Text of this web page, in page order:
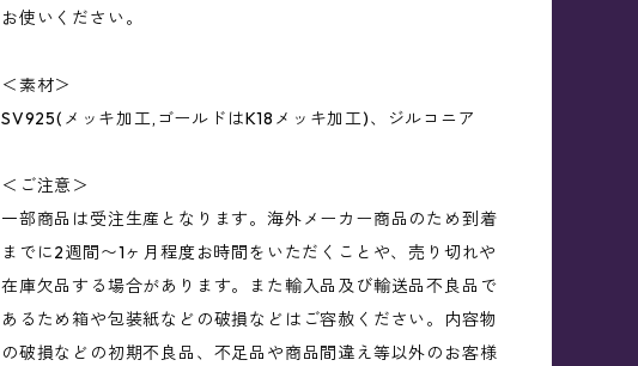
お使いください。
＜素材＞
SV925(メッキ加工,ゴールドはK18メッキ加工)、ジルコニア
＜ご注意＞
一部商品は受注生産となります。海外メーカー商品のため到着
までに2週間〜1ヶ月程度お時間をいただくことや、売り切れや
在庫欠品する場合があります。また輸入品及び輸送品不良品で
あるため箱や包装紙などの破損などはご容赦ください。内容物
の破損などの初期不良品、不足品や商品間違え等以外のお客様